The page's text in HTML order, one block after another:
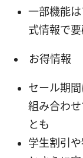
一部機能
式情報で
お得情報
セール期
組み合わ
とも
学生割引